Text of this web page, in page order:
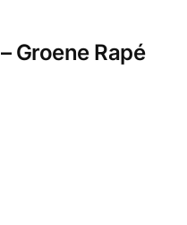
Groene Rapé